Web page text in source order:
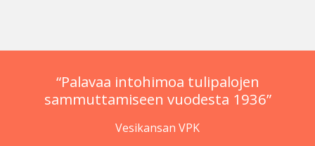
“Palavaa intohimoa tulipalojen
sammuttamiseen vuodesta 1936”
Vesikansan VPK